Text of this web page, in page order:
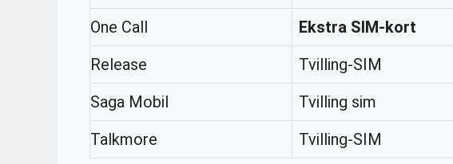
One Call
Ekstra SIM-kort
Release
Tvilling-SIM
Saga Mobil
Tvilling sim
Talkmore
Tvilling-SIM